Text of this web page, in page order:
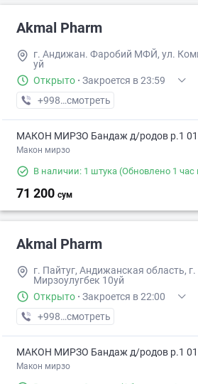
Akmal Pharm
г. Андижан. Фаробий МФЙ, ул.
уй
Открыто · Закроется в 23:59
+998 (90) XXX-XX-XX
смотреть
МАКОН МИРЗО Бандаж д/родов р.1
Макон мирзо
В наличии: 1 штука (Обновлено 1 час
71 200 сум
Akmal Pharm
г. Пайтуг, Андижанская область, г.
Мирзоулугбек 10уй
Открыто · Закроется в 22:00
+998 (90) XXX-XX-XX
смотреть
МАКОН МИРЗО Бандаж д/родов р.1
Макон мирзо